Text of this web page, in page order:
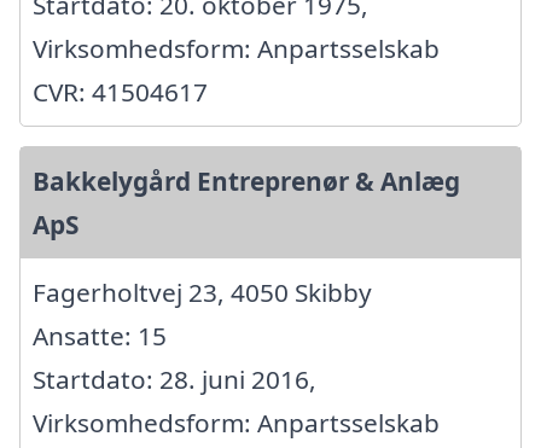
Virksomhedsform: Anpartsselskab
CVR: 41504617
Bakkelygård Entreprenør & Anlæg
ApS
Fagerholtvej 23, 4050 Skibby
Ansatte: 15
Startdato: 28. juni 2016,
Virksomhedsform: Anpartsselskab